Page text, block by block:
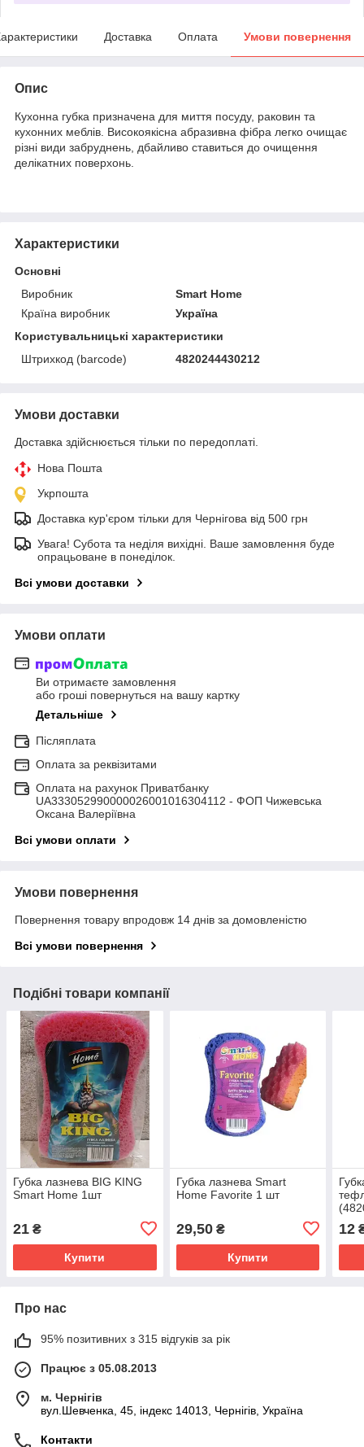
Доставка Оплата Умови повернення
Опис
Кухонна губка призначена для миття посуду, раковин та
кухонних меблів. Високоякісна абразивна фібра легко очищає
різні види забруднень, дбайливо ставиться до очищення
делікатних поверхонь.
Характеристики
Основні
Виробник
Smart Home
Країна виробник
Україна
Користувальницькі характеристики
Штрихкод (barcode)
4820244430212
Умови доставки
Доставка здійснюється тільки по передоплаті.
Нова Пошта
Укрпошта
Доставка кур'єром тільки для Чернігова від 500 грн
Увага! Субота та неділя вихідні. Ваше замовлення буде
опрацьоване в понеділок.
Всі умови доставки
Умови оплати
Ви отримаєте замовлення
або гроші повернуться на вашу картку
Детальніше
Післяплата
Оплата за реквізитами
Оплата на рахунок Приватбанку
UA333052990000026001016304112 - ФОП Чижевська
Оксана Валеріївна
Всі умови оплати
Умови повернення
Повернення товару впродовж 14 днів за домовленістю
Всі умови повернення
Подібні товари компанії
Губка лазнева BIG KING
Smart Home 1шт
21 ₴
Купити
Губка лазнева Smart
Home Favorite 1 шт
29,50₴
Купити
12
Про нас
95% позитивних з 315 відгуків за рік
Працює з 05.08.2013
м. Чернігів
вул.Шевченка, 45, індекс 14013, Чернігів, Україна
Контакти